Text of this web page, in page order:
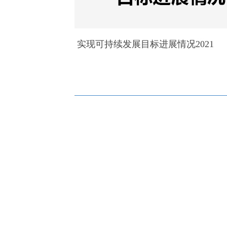
实现可持续发展目标进展情况2021